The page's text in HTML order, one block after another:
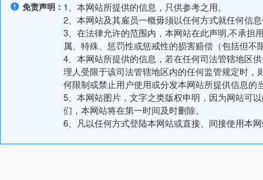
免责声明： 1、本网站所提供的信息，只供参考之用。
2、本网站及其雇员一概毋须以任何方式就任何信
3、在法律允许的范围内，本网站在此声明,不承担
属、特殊、惩罚性或惩戒性的损害赔偿（包括但
4、本网站所提供的信息，若在任何司法管辖地区
理人受限于该司法管辖地区内的任何监管规定时
何限制或禁止用户使用或分发本网站所提供信息的
5、本网站图片，文字之类版权申明，因为网站可
们，本网站将在第一时间及时删除。
6、凡以任何方式登陆本网站或直接、间接使用本